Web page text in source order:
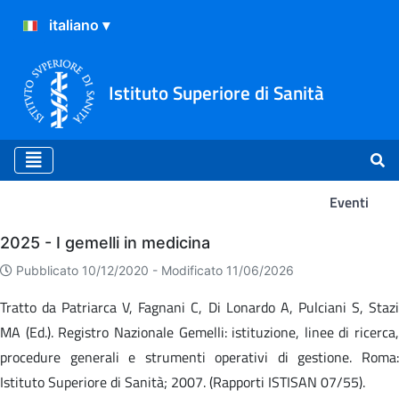
Istituto Superiore di Sanità
Eventi
Eventi
2025 - I gemelli in medicina
Pubblicato 10/12/2020 - Modificato 11/06/2026
Tratto da Patriarca V, Fagnani C, Di Lonardo A, Pulciani S, Stazi
MA (Ed.). Registro Nazionale Gemelli: istituzione, linee di ricerca,
procedure generali e strumenti operativi di gestione. Roma:
Istituto Superiore di Sanità; 2007. (Rapporti ISTISAN 07/55).​